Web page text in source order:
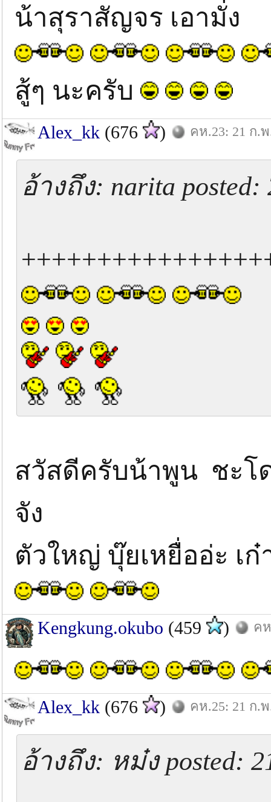
น้าสุราสัญจร เอามั่ง
สู้ๆ นะครับ
Alex_kk (676 ) คห.23: 21 ก.
อ้างถึง: narita posted:
สวัสดีครับน้าพูน ชะโ
จัง
ตัวใหญ่ บุ๊ยเหยื่ออ่ะ เ
Kengkung.okubo (459 ) ค
Alex_kk (676 ) คห.25: 21 ก.
อ้างถึง: หม๋ง posted: